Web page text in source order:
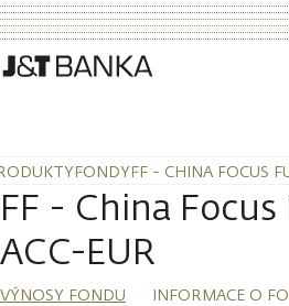
FONDYFF - CHINA FOCUS
FF - China
ACC-EUR
VÝNOSY FONDU INFORMACE O